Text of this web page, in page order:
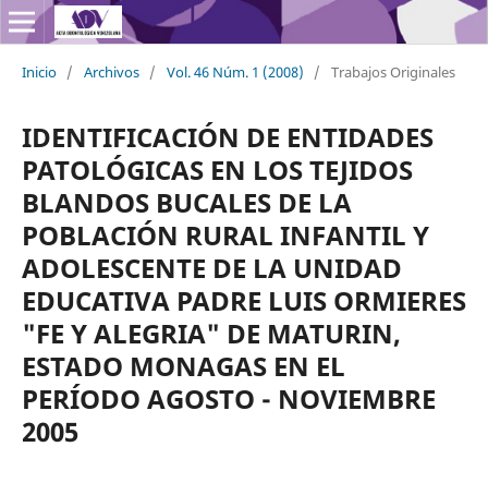
Inicio / Archivos / Vol. 46 Núm. 1 (2008) / Trabajos Originales
IDENTIFICACIÓN DE ENTIDADES
PATOLÓGICAS EN LOS TEJIDOS
BLANDOS BUCALES DE LA
POBLACIÓN RURAL INFANTIL Y
ADOLESCENTE DE LA UNIDAD
EDUCATIVA PADRE LUIS ORMIERES
"FE Y ALEGRIA" DE MATURIN,
ESTADO MONAGAS EN EL
PERÍODO AGOSTO - NOVIEMBRE
2005